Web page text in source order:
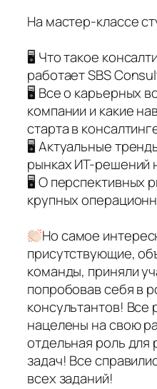
На мастер-классе
🖥 Что такое
работает SBS
🖥 Все о карьерных
компании и какие
старта в
🖥 Актуальные
рынках ИТ-решений
🖥 О перспективных
крупных
Но самое
присутствующие,
команды, приняли
попробовав себя в
консультантов! Все
нацелены на свою
отдельная роль
задач! Все
всех заданий!